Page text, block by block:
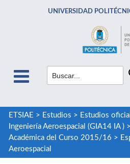
UNIVERSIDAD
ETSIAE > Estudios > Estudios
Ingeniería Aeroespacial (GIA14 IA )>
Académica del Curso 2015/16 >
Aeroespacial